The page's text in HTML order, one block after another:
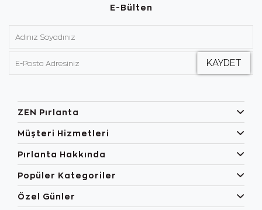
E-Bülten
ZEN Pırlanta
Müşteri Hizmetleri
Pırlanta Hakkında
Popüler Kategoriler
Özel Günler